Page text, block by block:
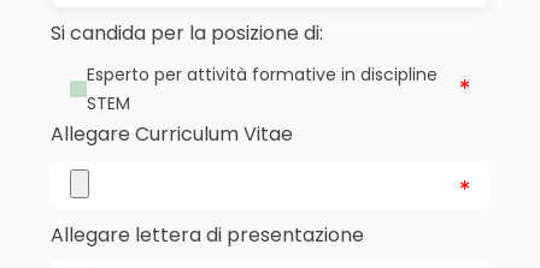
Si candida per la posizione di:
Esperto per attività formative in discipline
STEM
Allegare Curriculum Vitae
Allegare lettera di presentazione